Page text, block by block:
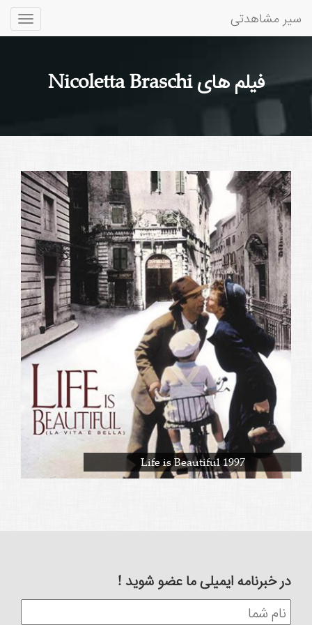
سیر مشاهدتی
فیلم های Nicoletta Braschi
Life is Beautiful 1997
در خبرنامه ایمیلی ما عضو شوید !